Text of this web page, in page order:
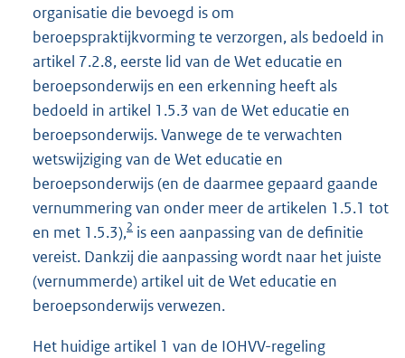
organisatie die bevoegd is om
beroepspraktijkvorming te verzorgen, als bedoeld in
artikel 7.2.8, eerste lid van de Wet educatie en
beroepsonderwijs en een erkenning heeft als
bedoeld in artikel 1.5.3 van de Wet educatie en
beroepsonderwijs. Vanwege de te verwachten
wetswijziging van de Wet educatie en
beroepsonderwijs (en de daarmee gepaard gaande
vernummering van onder meer de artikelen 1.5.1 tot
en met 1.5.3),2 is een aanpassing van de definitie
vereist. Dankzij die aanpassing wordt naar het juiste
(vernummerde) artikel uit de Wet educatie en
beroepsonderwijs verwezen.
Het huidige artikel 1 van de IOHVV-regeling